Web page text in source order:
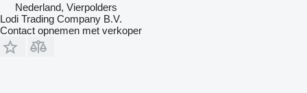
Nederland, Vierpolders
Lodi Trading Company B.V.
Contact opnemen met verkoper